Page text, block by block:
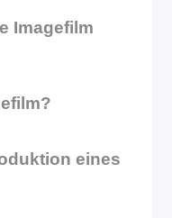
Imagefilm
eines